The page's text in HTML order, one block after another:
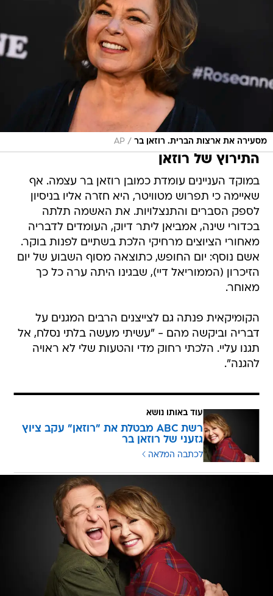
מסעירה את ארצות הברית. רוזאן בר /
AP
התירוץ של רוזאן
במוקד העניינים עומדת כמובן רוזאן בר עצמה. אף
שאיימה כי תפרוש מטוויטר, היא חזרה אליו בניסיון
לספק הסברים והתנצלויות. את האשמה תלתה
בכדורי שינה, אמביאן ליתר דיוק, העומדים לדבריה
מאחורי הציוצים מרחיקי הלכת בשתיים לפנות בוקר.
אשם נוסף: יום החופש, כתוצאה מסוף השבוע של יום
הזיכרון (הממוריאל דיי), שבגינו היתה ערה כל כך
מאוחר.
הקומיקאית פנתה גם לצייצנים הרבים המגנים על
דבריה וביקשה מהם - "עשיתי מעשה בלתי נסלח, אל
תגנו עליי. הלכתי רחוק מדי והטעות שלי לא ראויה
להגנה".
עוד באותו נושא
רשת ABC מבטלת את "רוזאן" עקב ציוץ
גזעני של רוזאן בר
לכתבה המלאה